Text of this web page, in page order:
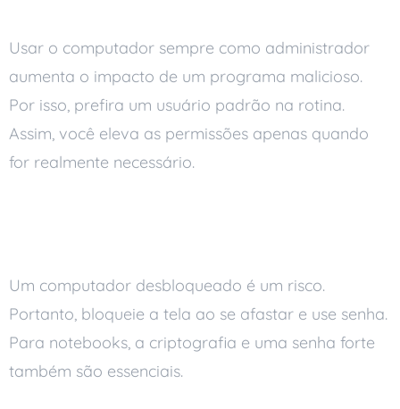
Usar o computador sempre como administrador
aumenta o impacto de um programa malicioso.
Por isso, prefira um usuário padrão na rotina.
Assim, você eleva as permissões apenas quando
for realmente necessário.
Um computador desbloqueado é um risco.
Portanto, bloqueie a tela ao se afastar e use senha.
Para notebooks, a criptografia e uma senha forte
também são essenciais.